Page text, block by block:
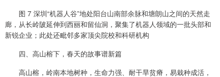
图 7 深圳“机器人谷”地处阳台山南部余脉和塘朗山之间的天然走
廊，从长岭陂延伸到西丽和留仙洞，聚集了机器人领域的一批头部和
新锐企业；此处还毗邻多家顶尖院校和科研机构
四、高山榕下，春天的故事谱新篇
高山榕，岭南本地树种，生命力强、耐干旱贫瘠，易栽种成活，